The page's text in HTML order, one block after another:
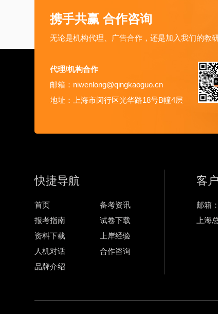
携手共赢 合作咨询
无论是机构代理、广告合作，还是加入我们的教
代理/机构合作
邮箱：niwenlong@qingkaoguo.cn
地址：上海市闵行区光华路18号B幢4层
快捷导航
首页
备考资讯
报考指南
试卷下载
资料下载
上岸经验
人机对话
合作咨询
品牌介绍
客
邮箱
上海